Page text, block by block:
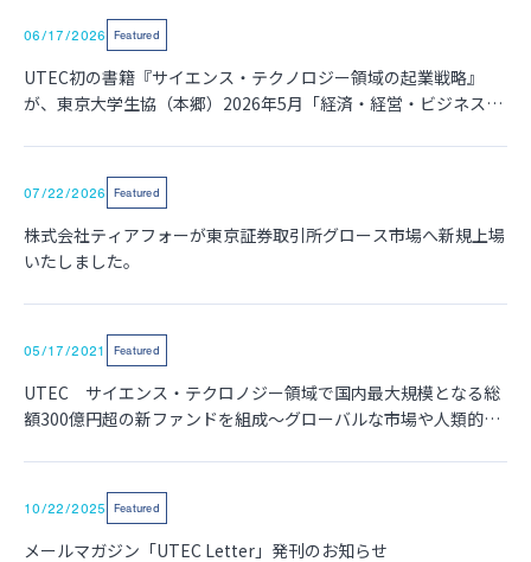
06/17/2026 Featured
UTEC初の書籍『サイエンス・テクノロジー領域の起業戦略』
が、東京大学生協（本郷）2026年5月「経済・経営・ビジネス」
07/22/2026 Featured
株式会社ティアフォーが東京証券取引所グロース市場へ新規上場
いたしました。
05/17/2021 Featured
UTEC サイエンス・テクロノジー領域で国内最大規模となる総
額300億円超の新ファンドを組成～グローバルな市場や人類的な
10/22/2025 Featured
メールマガジン「UTEC Letter」発刊のお知らせ